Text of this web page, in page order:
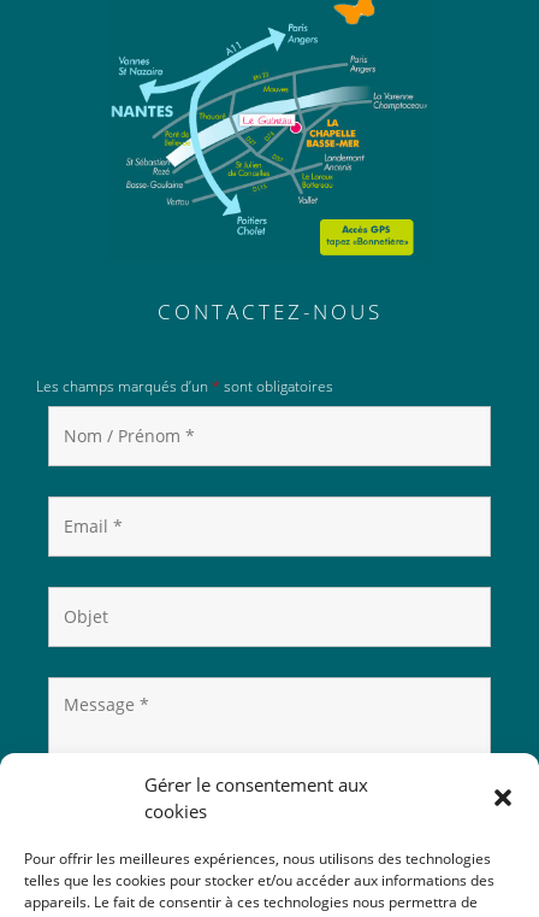
Gérer le consentement aux
cookies
Pour offrir les meilleures expériences, nous utilisons des technologies
telles que les cookies pour stocker et/ou accéder aux informations des
appareils. Le fait de consentir à ces technologies nous permettra de
CONTACTEZ-NOUS
Les champs marqués d’un * sont obligatoires